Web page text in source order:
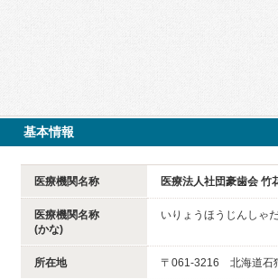
基本情報
医療機関名称 医療法人社団豪歯会 竹
医療機関名称
(かな)
いりょうほうじんしゃ
所在地 〒061-3216 北海道石